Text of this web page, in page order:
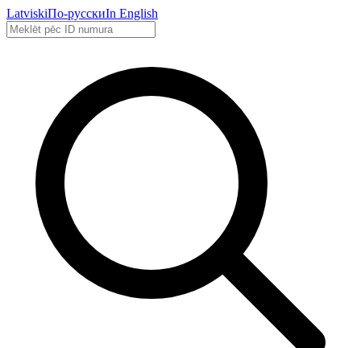
LatviskiПо-русскиIn English